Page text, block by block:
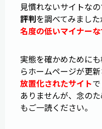
見慣れないサイトな
評判を調べてみまし
名度の低いマイナー
実態を確かめために
らホームページが更
放置化されたサイト
ありませんが、念の
もご一読ください。